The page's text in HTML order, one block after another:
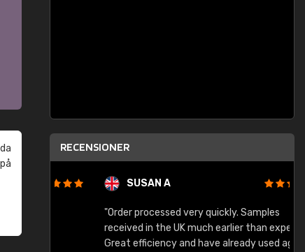
RECENSIONER
SUSAN A
"Order processed very quickly. Samples
received in the UK much earlier than expected.
Great efficiency and have already used again.